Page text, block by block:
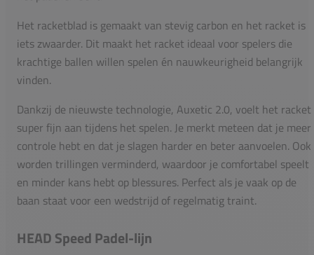
Het racketblad is gemaakt van stevig carbon en het racket is
iets zwaarder. Dit maakt het racket ideaal voor spelers die
krachtige ballen willen spelen én nauwkeurigheid belangrijk
vinden.
Dankzij de nieuwste technologie, Auxetic 2.0, voelt het racket
super fijn aan tijdens het spelen. Je merkt meteen dat je meer
controle hebt en dat je slagen harder en beter aanvoelen. Ook
worden trillingen verminderd, waardoor je comfortabel speelt
en minder kans hebt op blessures. Perfect als je vaak op de
baan staat voor een wedstrijd of regelmatig traint.
HEAD Speed Padel-lijn